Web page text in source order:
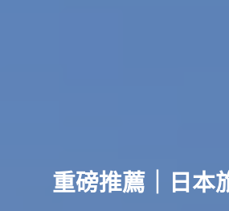
重磅推薦｜日本